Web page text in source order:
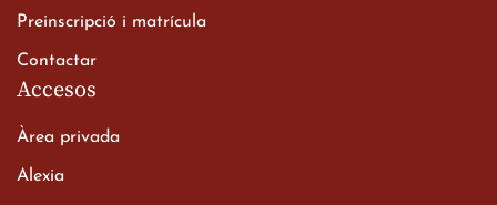
Preinscripció i matrícula
Contactar
Accesos
Àrea privada
Alexia